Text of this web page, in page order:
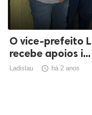
O vice-prefeito
recebe apoios i...
Ladislau  há 2 anos